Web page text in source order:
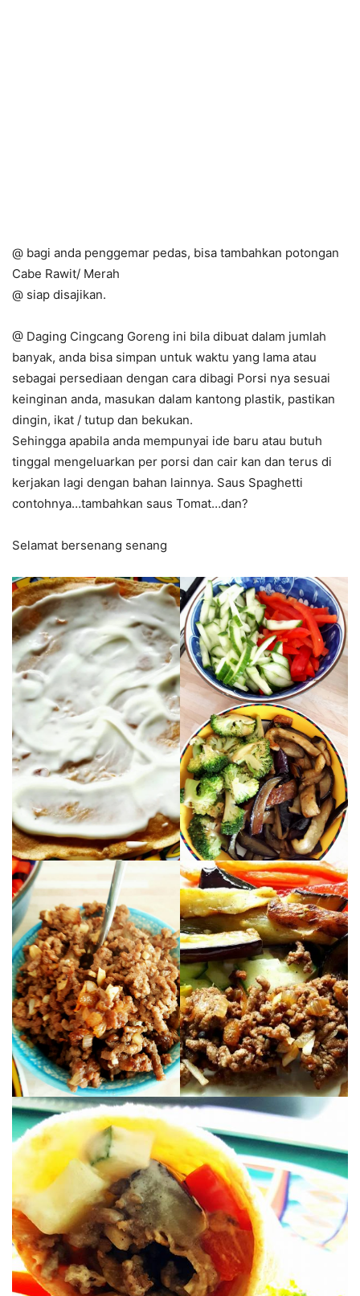
@ bagi anda penggemar pedas, bisa tambahkan potongan
Cabe Rawit/ Merah
@ siap disajikan.
@ Daging Cingcang Goreng ini bila dibuat dalam jumlah
banyak, anda bisa simpan untuk waktu yang lama atau
sebagai persediaan dengan cara dibagi Porsi nya sesuai
keinginan anda, masukan dalam kantong plastik, pastikan
dingin, ikat / tutup dan bekukan.
Sehingga apabila anda mempunyai ide baru atau butuh
tinggal mengeluarkan per porsi dan cair kan dan terus di
kerjakan lagi dengan bahan lainnya. Saus Spaghetti
contohnya…tambahkan saus Tomat…dan?
Selamat bersenang senang